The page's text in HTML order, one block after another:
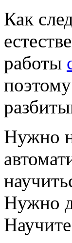
Как
работы
Нужно
Нужно